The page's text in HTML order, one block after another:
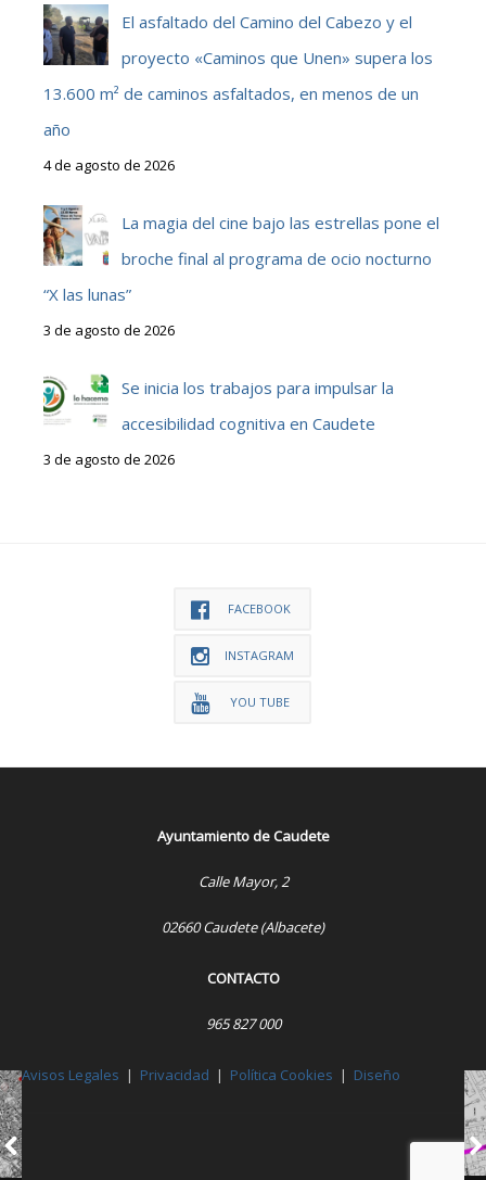
El asfaltado del Camino del Cabezo y el
proyecto «Caminos que Unen» supera los
13.600 m² de caminos asfaltados, en menos de un
año
4 de agosto de 2026
La magia del cine bajo las estrellas pone el
broche final al programa de ocio nocturno
“X las lunas”
3 de agosto de 2026
Se inicia los trabajos para impulsar la
accesibilidad cognitiva en Caudete
3 de agosto de 2026
FACEBOOK
INSTAGRAM
YOU TUBE
Ayuntamiento de Caudete
Calle Mayor, 2
02660 Caudete (Albacete)
CONTACTO
965 827 000
Avisos Legales | Privacidad | Política Cookies | Diseño